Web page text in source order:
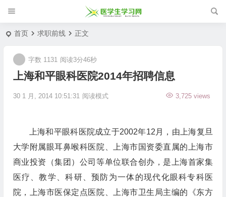
首页 求职前线 正文
上海和平眼科医院2014年招聘信息
30 1 月, 2014 10:51:31 3,725 views
字数 1131 阅读3分46秒
阅读模式
上海和平眼科医院成立于2002年12月，由上海复旦
大学附属眼耳鼻喉科医院、上海市国资委直属的上海市
商业投资（集团）公司等单位联合创办，是上海首家集
医疗、教学、科研、预防为一体的现代化眼科专科医
院，上海市医保定点医院、上海市卫生局主编的《东方